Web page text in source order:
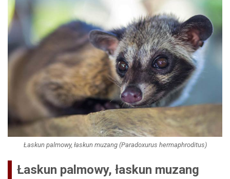
Łaskun palmowy, łaskun muzang (Paradoxurus hermaphroditus)
Łaskun palmowy, łaskun muzang